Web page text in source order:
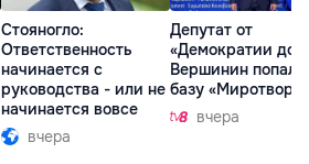
Стояногло:
Ответственность
начинается с
руководства - или не
начинается вовсе
вчера
Депутат от
«Демократии
Вершинин попал в
базу
вчера